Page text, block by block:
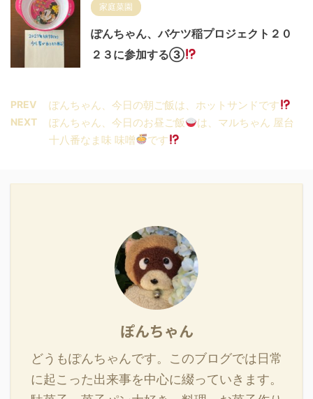
家庭菜園
ぽんちゃん、バケツ稲プロジェクト２０
２３に参加する③
PREV ぽんちゃん、今日の朝ご飯は、ホットサンドです
NEXT ぽんちゃん、今日のお昼ご飯
は、マルちゃん 屋台
十八番なま味 味噌
です
ぽんちゃん
どうもぽんちゃんです。このブログでは日常
に起こった出来事を中心に綴っていきます。